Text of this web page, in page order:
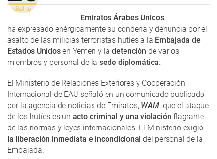
Emiratos Árabes Unidos
ha expresado enérgicamente su condena y denuncia por el
asalto de las milicias terroristas hutíes a la Embajada de
Estados Unidos en Yemen y la detención de varios
miembros y personal de la sede diplomática.
El Ministerio de Relaciones Exteriores y Cooperación
Internacional de EAU señaló en un comunicado publicado
por la agencia de noticias de Emiratos, WAM, que el ataque
de los hutíes es un acto criminal y una violación flagrante
de las normas y leyes internacionales. El Ministerio exigió
la liberación inmediata e incondicional del personal de la
Embajada.